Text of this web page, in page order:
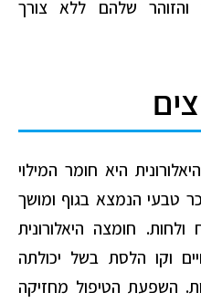
שלהם ללא צורך
היא חומר המילוי
טבעי הנמצא בגוף ומושך
חומצה היאלורונית
וקו הלסת בשל יכולתה
השפעת הטיפול מחזיקה